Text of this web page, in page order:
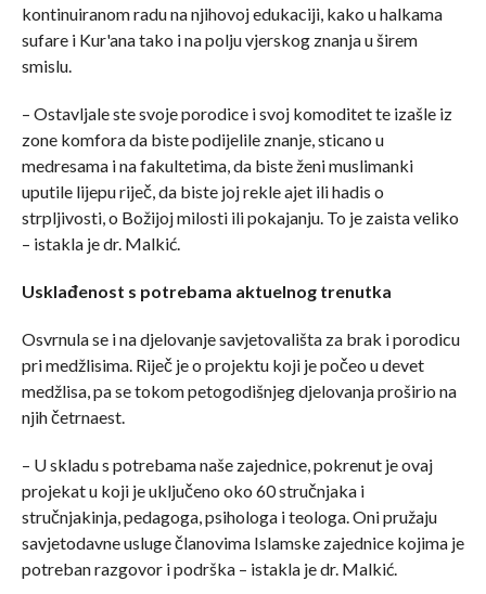
kontinuiranom radu na njihovoj edukaciji, kako u halkama
sufare i Kur'ana tako i na polju vjerskog znanja u širem
smislu.
– Ostavljale ste svoje porodice i svoj komoditet te izašle iz
zone komfora da biste podijelile znanje, sticano u
medresama i na fakultetima, da biste ženi muslimanki
uputile lijepu riječ, da biste joj rekle ajet ili hadis o
strpljivosti, o Božijoj milosti ili pokajanju. To je zaista veliko
– istakla je dr. Malkić.
Usklađenost s potrebama aktuelnog trenutka
Osvrnula se i na djelovanje savjetovališta za brak i porodicu
pri medžlisima. Riječ je o projektu koji je počeo u devet
medžlisa, pa se tokom petogodišnjeg djelovanja proširio na
njih četrnaest.
– U skladu s potrebama naše zajednice, pokrenut je ovaj
projekat u koji je uključeno oko 60 stručnjaka i
stručnjakinja, pedagoga, psihologa i teologa. Oni pružaju
savjetodavne usluge članovima Islamske zajednice kojima je
potreban razgovor i podrška – istakla je dr. Malkić.